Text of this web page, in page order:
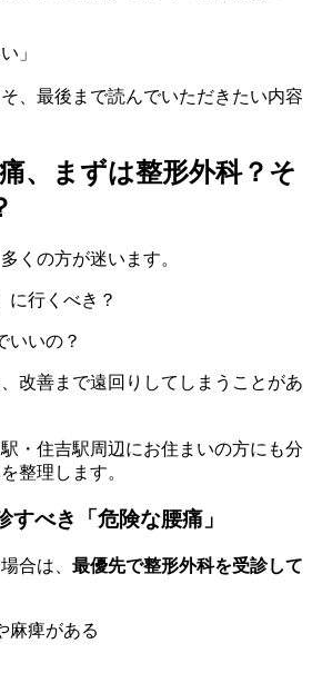
」
、最後まで読んでいただきたい内容
、まずは整形外科？そ
くの方が迷います。
に行くべき？
いいの？
改善まで遠回りしてしまうことがあ
・住吉駅周辺にお住まいの方にも分
整理します。
すべき「危険な腰痛」
合は、 最優先で整形外科を受診して
麻痺がある